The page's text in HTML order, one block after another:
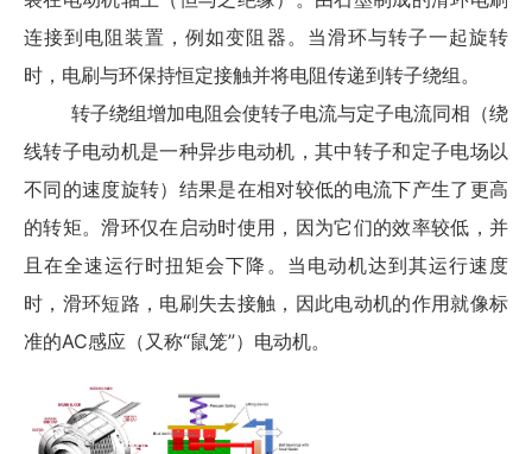
连接到电阻装置，例如变阻器。当滑环与转子一起旋转
时，电刷与环保持恒定接触并将电阻传递到转子绕组。
转子绕组增加电阻会使转子电流与定子电流同相（绕
线转子电动机是一种异步电动机，其中转子和定子电场以
不同的速度旋转）结果是在相对较低的电流下产生了更高
的转矩。滑环仅在启动时使用，因为它们的效率较低，并
且在全速运行时扭矩会下降。当电动机达到其运行速度
时，滑环短路，电刷失去接触，因此电动机的作用就像标
准的AC感应（又称“鼠笼”）电动机。